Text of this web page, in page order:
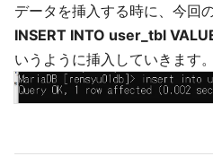
データを挿入する時に、今回
INSERT INTO user_tbl
いうように挿入していきます。